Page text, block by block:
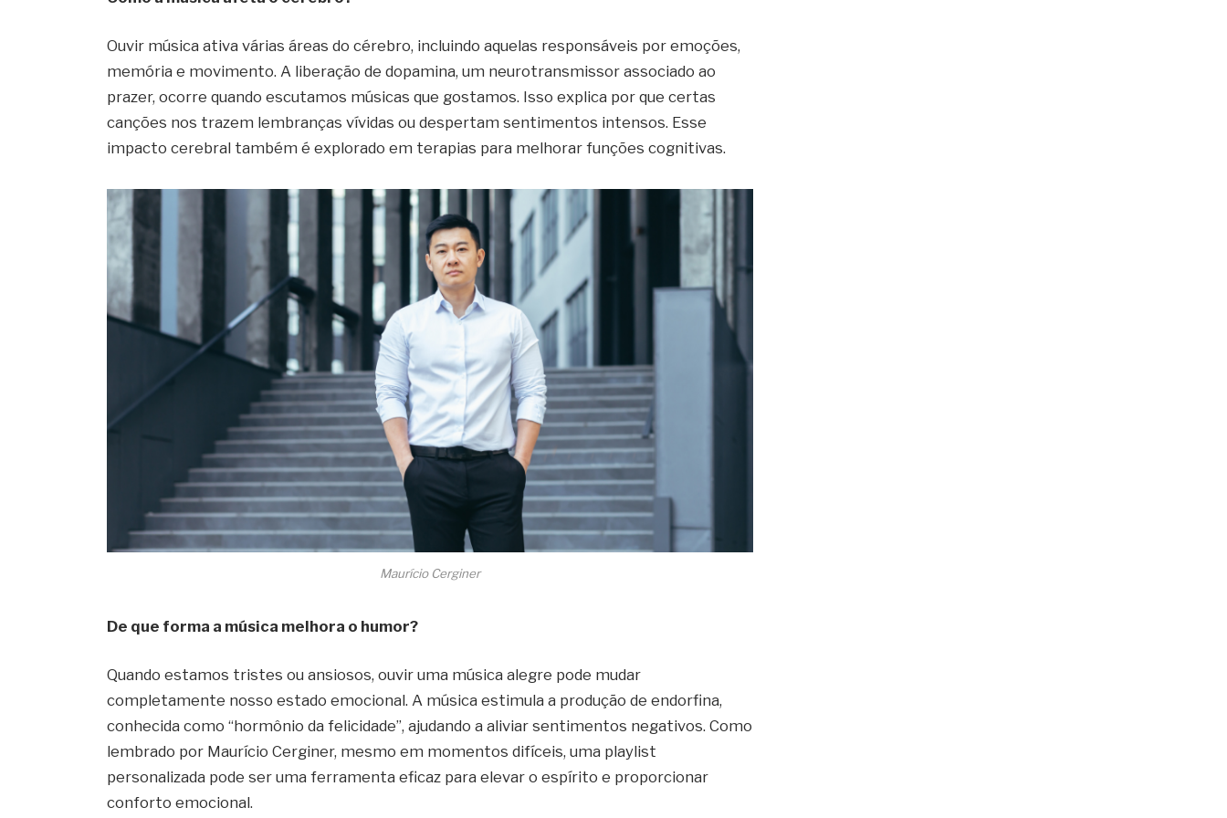
Ouvir música ativa várias áreas do cérebro, incluindo aquelas responsáveis por emoções,
memória e movimento. A liberação de dopamina, um neurotransmissor associado ao
prazer, ocorre quando escutamos músicas que gostamos. Isso explica por que certas
canções nos trazem lembranças vívidas ou despertam sentimentos intensos. Esse
impacto cerebral também é explorado em terapias para melhorar funções cognitivas.
Maurício Cerginer
De que forma a música melhora o humor?
Quando estamos tristes ou ansiosos, ouvir uma música alegre pode mudar
completamente nosso estado emocional. A música estimula a produção de endorfina,
conhecida como “hormônio da felicidade”, ajudando a aliviar sentimentos negativos. Como
lembrado por Maurício Cerginer, mesmo em momentos difíceis, uma playlist
personalizada pode ser uma ferramenta eficaz para elevar o espírito e proporcionar
conforto emocional.